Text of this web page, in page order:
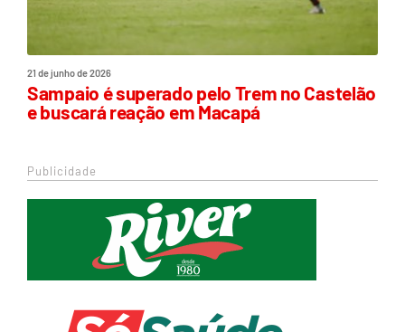
21 de junho de 2026
Sampaio é superado pelo Trem no Castelão
e buscará reação em Macapá
Publicidade